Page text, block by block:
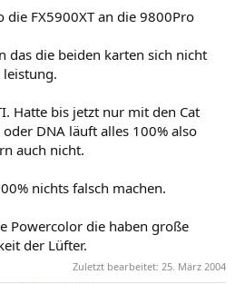
FX5900XT an die 9800Pro
das die beiden karten sich nicht
Hatte bis jetzt nur mit den Cat
DNA läuft alles 100% also
auch nicht.
nichts falsch machen.
Powercolor die haben große
der Lüfter.
Zuletzt bearbeitet: 25. März 2004